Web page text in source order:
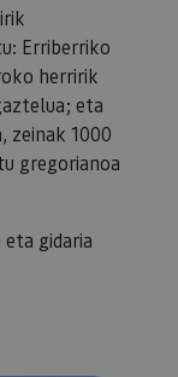
Erriberriko
herririk
eta
zeinak 1000
gregorianoa
gidaria